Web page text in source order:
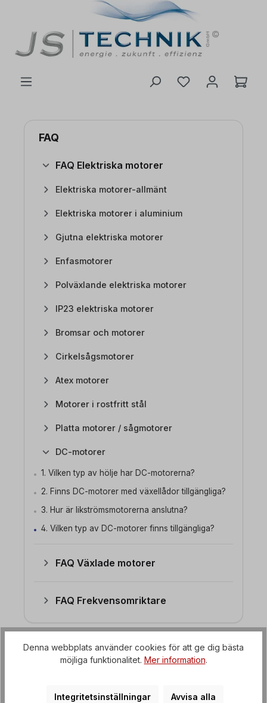
FAQ
FAQ Elektriska motorer
Elektriska motorer-allmänt
Elektriska motorer i aluminium
Gjutna elektriska motorer
Enfasmotorer
Polväxlande elektriska motorer
IP23 elektriska motorer
Bromsar och motorer
Cirkelsågsmotorer
Atex motorer
Motorer i rostfritt stål
Platta motorer / sågmotorer
DC-motorer
1. Vilken typ av hölje har DC-motorerna?
2. Finns DC-motorer med växellådor tillgängliga?
3. Hur är likströmsmotorerna anslutna?
4. Vilken typ av DC-motorer finns tillgängliga?
FAQ Växlade motorer
FAQ Frekvensomriktare
4. Vilken typ av DC-motorer
finns tillgängliga?
DC-motorerna är permanentmagnetmotorer
Denna webbplats använder cookies för att ge dig bästa
möjliga funktionalitet. Mer information.
Integritetsinställningar Avvisa alla